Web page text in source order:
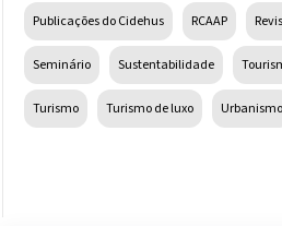
Publicações do Cidehus RCAAP
Seminário Sustentabilidade
Turismo Turismo de luxo Urbanismo